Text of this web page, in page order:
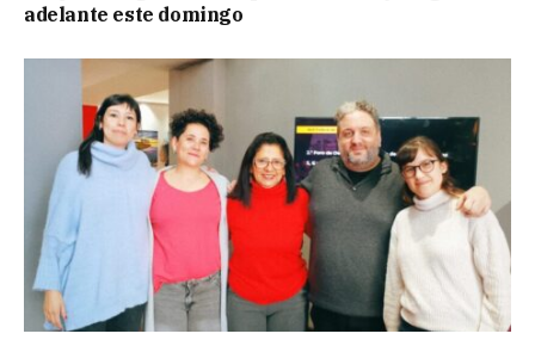
adelante este domingo